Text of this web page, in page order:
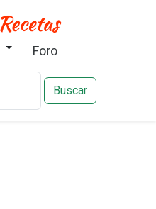
Foro
Buscar